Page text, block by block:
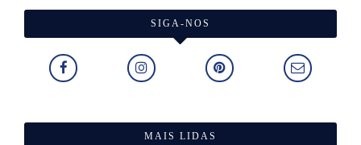
SIGA-NOS
MAIS LIDAS